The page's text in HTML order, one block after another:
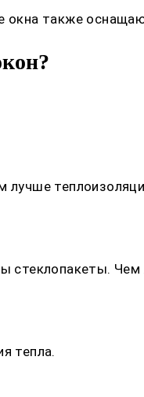
также
лучше
стеклопакеты.
тепла.